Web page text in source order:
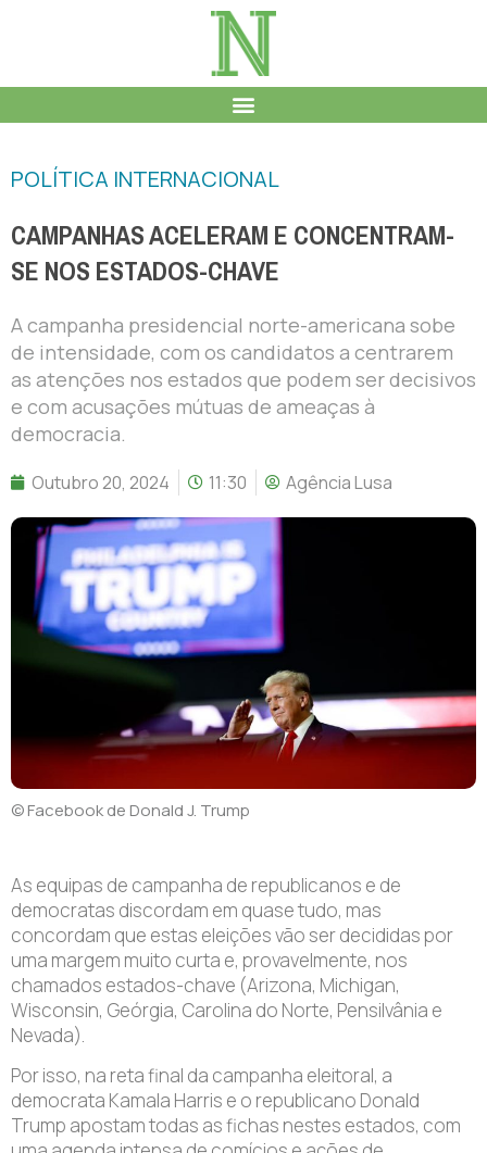
POLÍTICA INTERNACIONAL
CAMPANHAS ACELERAM E CONCENTRAM-
SE NOS ESTADOS-CHAVE
A campanha presidencial norte-americana sobe
de intensidade, com os candidatos a centrarem
as atenções nos estados que podem ser decisivos
e com acusações mútuas de ameaças à
democracia.
Outubro 20, 2024 11:30 Agência Lusa
© Facebook de Donald J. Trump
As equipas de campanha de republicanos e de
democratas discordam em quase tudo, mas
concordam que estas eleições vão ser decididas por
uma margem muito curta e, provavelmente, nos
chamados estados-chave (Arizona, Michigan,
Wisconsin, Geórgia, Carolina do Norte, Pensilvânia e
Nevada).
Por isso, na reta final da campanha eleitoral, a
democrata Kamala Harris e o republicano Donald
Trump apostam todas as fichas nestes estados, com